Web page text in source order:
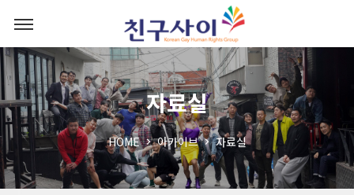
자료실
HOME 아카이브 자료실